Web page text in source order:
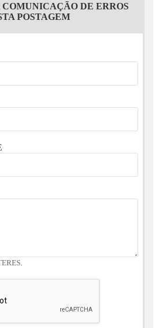
COMUNICAÇÃO DE ERROS
POSTAGEM